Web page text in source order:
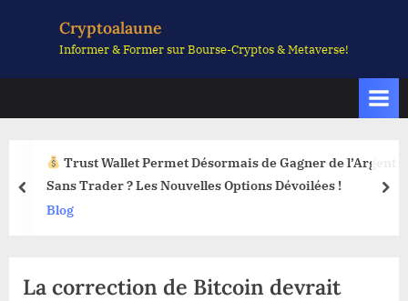
Cryptoalaune
Informer & Former sur Bourse-Cryptos & Metaverse!
Trust Wallet Permet Désormais de Gagner de l’Argent
Sans Trader ? Les Nouvelles Options Dévoilées !
Blog
prev
La correction de Bitcoin devrait